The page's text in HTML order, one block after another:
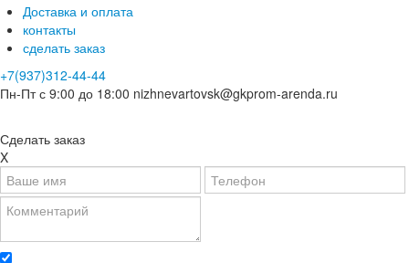
Доставка и оплата
контакты
сделать заказ
+7(937)312-44-44
Пн-Пт с 9:00 до 18:00 nizhnevartovsk@gkprom-arenda.ru
Сделать заказ
X